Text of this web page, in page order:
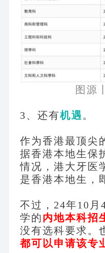
图源
3、还有机遇 。
作为香港最顶尖
据香港本地生保
情况，港大牙医
是香港本地生，
不过， 24年10月
学的内地本科招
没有选科要求。
都可以申请该专